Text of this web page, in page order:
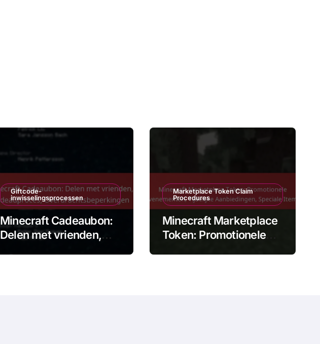
Giftcode-
inwisselingsprocessen
Minecraft Cadeaubon:
Delen met vrienden,
Marketplace Token Claim
Procedures
Minecraft Marketplace
Token: Promotionele